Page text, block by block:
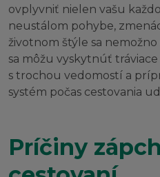
ovplyvniť nielen vašu
neustálom pohybe,
životnom štýle sa
sa môžu vyskytnúť
s trochou vedomostí a
systém počas cestovania
Príčiny